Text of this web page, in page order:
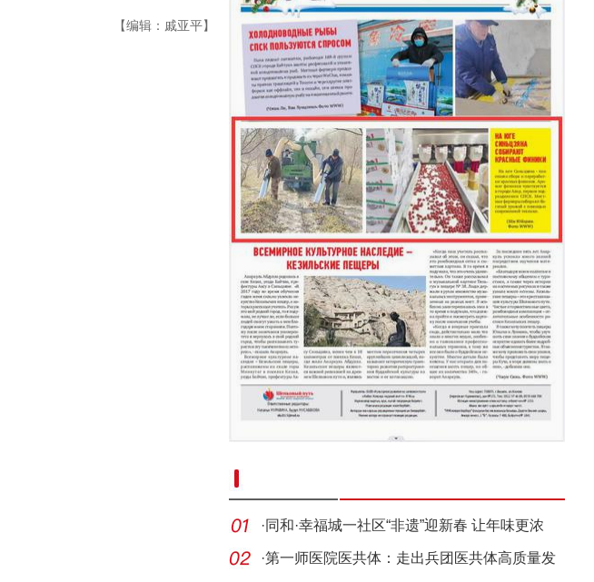
【编辑：戚亚平】
·同和·幸福城一社区“非遗”迎新春 让年味更浓
·第一师医院医共体：走出兵团医共体高质量发